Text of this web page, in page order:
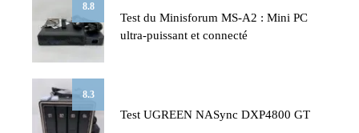
8.8
Test du Minisforum MS-A2 : Mini PC
ultra-puissant et connecté
8.3
Test UGREEN NASync DXP4800 GT